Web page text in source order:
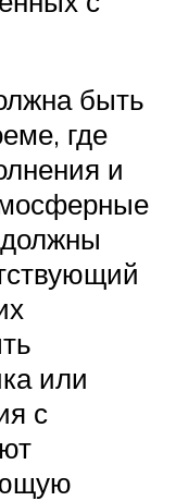
быть
где
и
или
с